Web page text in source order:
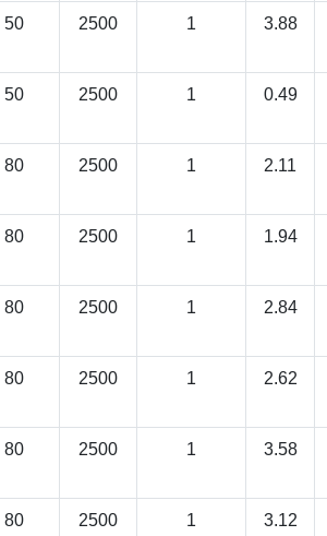
50 2500 1 3.88
50 2500 1 0.49
80 2500 1 2.11
80 2500 1 1.94
80 2500 1 2.84
80 2500 1 2.62
80 2500 1 3.58
80 2500 1 3.12